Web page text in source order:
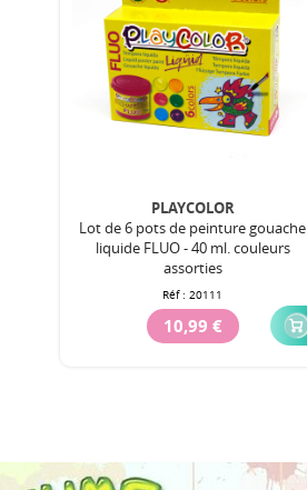
PLAYCOLOR
Lot de 6 pots de peinture gouache
liquide FLUO - 40 ml. couleurs
assorties
Réf :20111
10,99 €